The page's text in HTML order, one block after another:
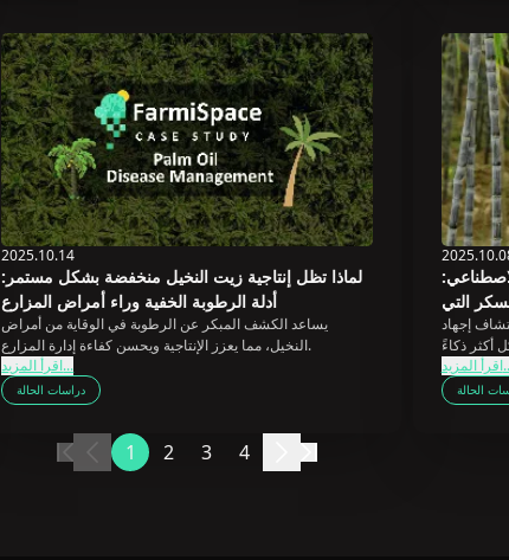
2025.10.14
لماذا تظل إنتاجية زيت النخيل منخفضة بشكل مستمر:
أدلة الرطوبة الخفية وراء أمراض المزارع
يساعد الكشف المبكر عن الرطوبة في الوقاية من أمراض
النخيل، مما يعزز الإنتاجية ويحسن كفاءة إدارة المزارع.
اقرأ المزيد...
دراسات الحالة
التي
الجفاف
إجهاد
الحالة
1 2 3 4